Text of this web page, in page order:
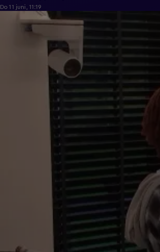
Do 11 juni, 11:19